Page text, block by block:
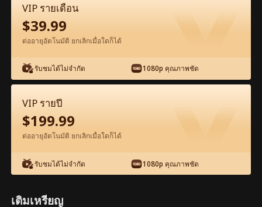
ใต้ฝา! เต็มเรื่อง ภาพยนตร์เต็มเรื่อง
23 24 25 26 27
VIP รายเดือน
$39.99
ต่ออายุอัตโนมัติ ยกเลิกเมื่อใดก็ได้
รับชมได้ไม่จำกัด 1080p คุณภาพชัด
VIP รายปี
$199.99
ต่ออายุอัตโนมัติ ยกเลิกเมื่อใดก็ได้
รับชมได้ไม่จำกัด 1080p คุณภาพชัด
เติมเหรียญ